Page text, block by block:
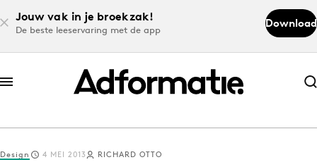
Jouw vak in je broekzak!
De beste leeservaring met de app
Download
Abonneer nu
Abonneer nu
Log in
Design 4 MEI 2013 RICHARD OTTO